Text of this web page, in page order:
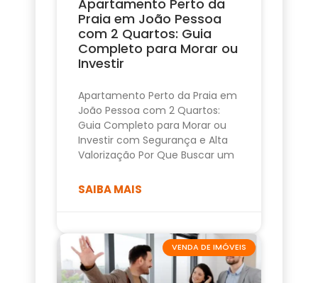
Apartamento Perto da
Praia em João Pessoa
com 2 Quartos: Guia
Completo para Morar ou
Investir
Apartamento Perto da Praia em
João Pessoa com 2 Quartos:
Guia Completo para Morar ou
Investir com Segurança e Alta
Valorização Por Que Buscar um
SAIBA MAIS
VENDA DE IMÓVEIS